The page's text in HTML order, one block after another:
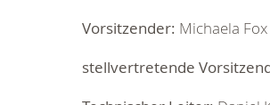
Vorsitzender: Michaela Fox
stellvertretende